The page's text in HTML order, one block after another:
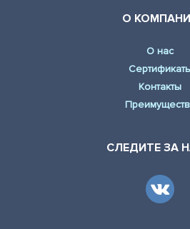
О
О нас
Контакты
СЛЕДИТЕ ЗА